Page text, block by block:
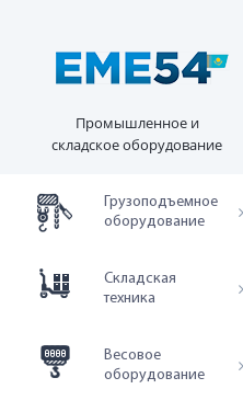
Промышленное и
складское оборудование
Грузоподъемное
оборудование
Складская
техника
Весовое
оборудование